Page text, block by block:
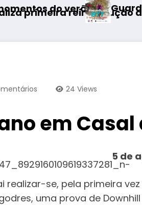
de coelho-
Guarda desafia
24 Views
em Casal
5 de
realizar-se, pela primeira
uma prova de